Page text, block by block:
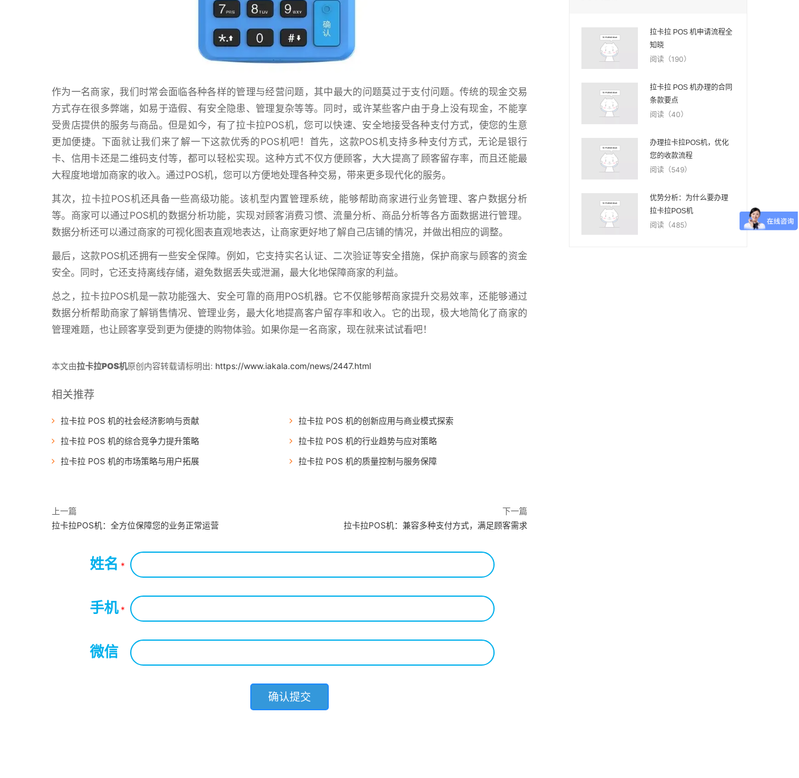
作为一名商家，我们时常会面临各种各样的管理与经营问题，其中最大的问题莫过于支付问题。传统的现金交易
方式存在很多弊端，如易于造假、有安全隐患、管理复杂等等。同时，或许某些客户由于身上没有现金，不能享
受贵店提供的服务与商品。但是如今，有了拉卡拉POS机，您可以快速、安全地接受各种支付方式，使您的生意
更加便捷。下面就让我们来了解一下这款优秀的POS机吧！首先，这款POS机支持多种支付方式，无论是银行
卡、信用卡还是二维码支付等，都可以轻松实现。这种方式不仅方便顾客，大大提高了顾客留存率，而且还能最
大程度地增加商家的收入。通过POS机，您可以方便地处理各种交易，带来更多现代化的服务。
其次，拉卡拉POS机还具备一些高级功能。该机型内置管理系统，能够帮助商家进行业务管理、客户数据分析
等。商家可以通过POS机的数据分析功能，实现对顾客消费习惯、流量分析、商品分析等各方面数据进行管理。
数据分析还可以通过商家的可视化图表直观地表达，让商家更好地了解自己店铺的情况，并做出相应的调整。
最后，这款POS机还拥有一些安全保障。例如，它支持实名认证、二次验证等安全措施，保护商家与顾客的资金
安全。同时，它还支持离线存储，避免数据丢失或泄漏，最大化地保障商家的利益。
总之，拉卡拉POS机是一款功能强大、安全可靠的商用POS机器。它不仅能够帮商家提升交易效率，还能够通过
数据分析帮助商家了解销售情况、管理业务，最大化地提高客户留存率和收入。它的出现，极大地简化了商家的
管理难题，也让顾客享受到更为便捷的购物体验。如果你是一名商家，现在就来试试看吧！
本文由拉卡拉POS机原创内容转载请标明出: https://www.iakala.com/news/2447.html
相关推荐
拉卡拉 POS 机的社会经济影响与贡献
拉卡拉 POS 机的创新应用与商业模式探索
拉卡拉 POS 机的综合竞争力提升策略
拉卡拉 POS 机的行业趋势与应对策略
拉卡拉 POS 机的市场策略与用户拓展
拉卡拉 POS 机的质量控制与服务保障
上一篇
拉卡拉POS机：全方位保障您的业务正常运营
下一篇
拉卡拉POS机：兼容多种支付方式，满足顾客需求
姓名 *
手机*
微信
拉卡拉 POS 机申请流程全
知晓
阅读（190）
拉卡拉 POS 机办理的合同
条款要点
阅读（40）
办理拉卡拉POS机，优化
您的收款流程
阅读（549）
优势分析：为什么要办理
拉卡拉POS机
阅读（485）